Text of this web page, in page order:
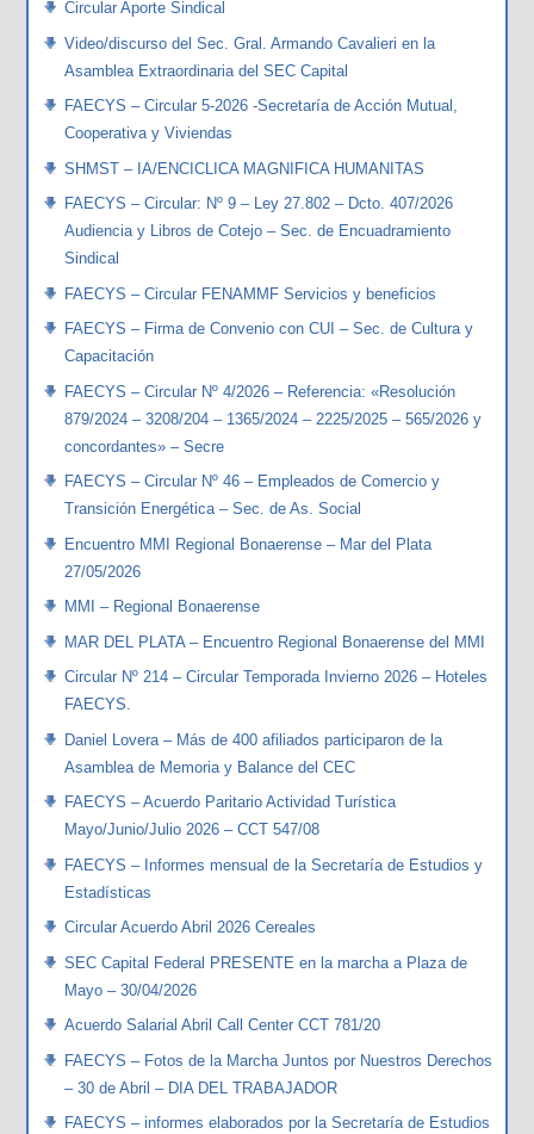
Circular Aporte Sindical
Video/discurso del Sec. Gral. Armando Cavalieri en la
Asamblea Extraordinaria del SEC Capital
FAECYS – Circular 5-2026 -Secretaría de Acción Mutual,
Cooperativa y Viviendas
SHMST – IA/ENCICLICA MAGNIFICA HUMANITAS
FAECYS – Circular: Nº 9 – Ley 27.802 – Dcto. 407/2026
Audiencia y Libros de Cotejo – Sec. de Encuadramiento
Sindical
FAECYS – Circular FENAMMF Servicios y beneficios
FAECYS – Firma de Convenio con CUI – Sec. de Cultura y
Capacitación
FAECYS – Circular Nº 4/2026 – Referencia: «Resolución
879/2024 – 3208/204 – 1365/2024 – 2225/2025 – 565/2026 y
concordantes» – Secre
FAECYS – Circular Nº 46 – Empleados de Comercio y
Transición Energética – Sec. de As. Social
Encuentro MMI Regional Bonaerense – Mar del Plata
27/05/2026
MMI – Regional Bonaerense
MAR DEL PLATA – Encuentro Regional Bonaerense del MMI
Circular Nº 214 – Circular Temporada Invierno 2026 – Hoteles
FAECYS.
Daniel Lovera – Más de 400 afiliados participaron de la
Asamblea de Memoria y Balance del CEC
FAECYS – Acuerdo Paritario Actividad Turística
Mayo/Junio/Julio 2026 – CCT 547/08
FAECYS – Informes mensual de la Secretaría de Estudios y
Estadísticas
Circular Acuerdo Abril 2026 Cereales
SEC Capital Federal PRESENTE en la marcha a Plaza de
Mayo – 30/04/2026
Acuerdo Salarial Abril Call Center CCT 781/20
FAECYS – Fotos de la Marcha Juntos por Nuestros Derechos
– 30 de Abril – DIA DEL TRABAJADOR
FAECYS – informes elaborados por la Secretaría de Estudios